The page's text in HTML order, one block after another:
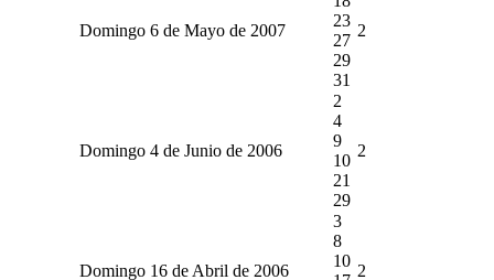
Domingo 6 de Mayo de 2007
23
27
29
31
2
Domingo 4 de Junio de 2006
2
4
9
10
21
29
2
Domingo 16 de Abril de 2006
3
8
10
2